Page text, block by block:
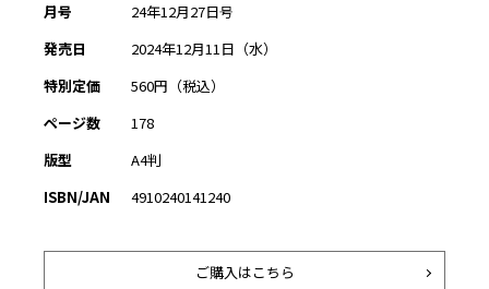
月号
24年12月27日号
発売日
2024年12月11日（水）
特別定価
560円（税込）
ページ数
178
版型
A4判
ISBN/JAN
4910240141240
ご購入はこちら